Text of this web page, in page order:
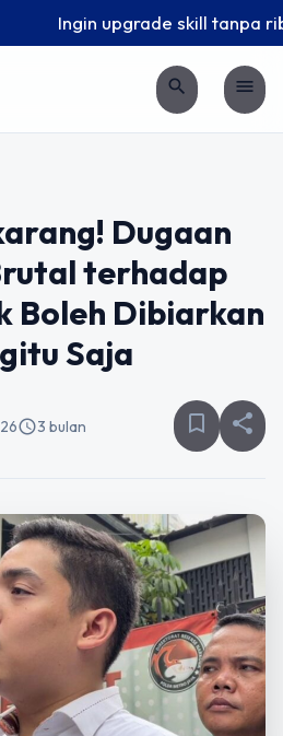
Ingin upgrade skill tanpa
search menu
Dugaan
terhadap
Boleh Dibiarkan
Saja
schedule3 bulan bookmark_border share